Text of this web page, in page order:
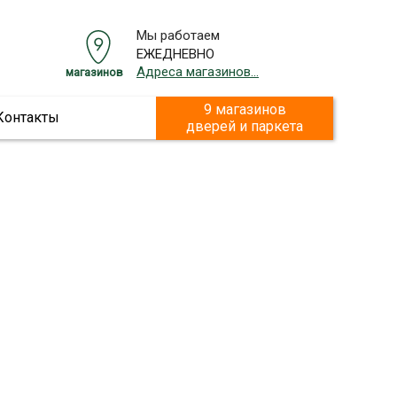
Мы работаем
ЕЖЕДНЕВНО
Адреса магазинов...
магазинов
9 магазинов
дверей и паркета